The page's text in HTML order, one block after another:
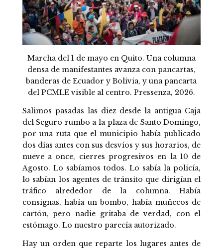
Marcha del 1 de mayo en Quito. Una columna
densa de manifestantes avanza con pancartas,
banderas de Ecuador y Bolivia, y una pancarta
del PCMLE visible al centro. Pressenza, 2026.
Salimos pasadas las diez desde la antigua Caja
del Seguro rumbo a la plaza de Santo Domingo,
por una ruta que el municipio había publicado
dos días antes con sus desvíos y sus horarios, de
nueve a once, cierres progresivos en la 10 de
Agosto. Lo sabíamos todos. Lo sabía la policía,
lo sabían los agentes de tránsito que dirigían el
tráfico alrededor de la columna. Había
consignas, había un bombo, había muñecos de
cartón, pero nadie gritaba de verdad, con el
estómago. Lo nuestro parecía autorizado.
Hay un orden que reparte los lugares antes de